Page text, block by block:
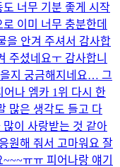
너무 기분 좋게 시작
이미 너무 충분한데
을 안겨 주셔서 감사합
주셨네요ㅜ 감사합니
지 궁금해지네요… 그
어나 엠카 1위 다시 한
많은 생각도 들고 다
이 사랑받는 것 같아
원해 줘서 고마워요 잘
ㅠㅠ 피어나랑 얘기